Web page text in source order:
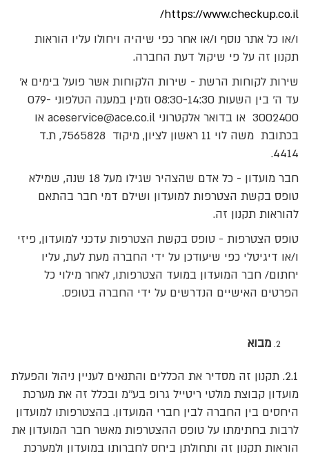
https://www.checkup.co.il/
ו/או כל אתר נוסף ו/או אחר כפי שיהיה ויחולו עליו הוראות
תקנון זה על פי שיקול דעת החברה.
שירות לקוחות הרשת - שירות הלקוחות אשר פועל בימים א'
עד ה' בין השעות 08:30-14:30 וזמין במענה הטלפוני 079-
3002400 או בדואר אלקטרוני aceservice@ace.co.il או
בכתובת משה לוי 11 ראשון לציון, מיקוד 7565828, ת.ד
4414.
חבר מועדון - כל אדם שהצהיר שגילו מעל 18 שנה, שמילא
טופס בקשת הצטרפות למועדון ושילם דמי חבר בהתאם
להוראות תקנון זה.
טופס הצטרפות - טופס בקשת הצטרפות עדכני למועדון, פיזי
ו/או דיגיטלי כפי שיעודכן על ידי החברה מעת לעת, עליו
יחתום/ חבר המועדון במועד הצטרפותו, לאחר מילוי כל
הפרטים האישיים הנדרשים על ידי החברה בטופס.
מבוא
2.1. תקנון זה מסדיר את הכללים והתנאים לעניין ניהול והפעלת
מועדון קבוצת מולטי ריטייל גרופ בע''מ ובכלל זה את מערכת
היחסים בין החברה לבין חברי המועדון. בהצטרפותו למועדון
לרבות בחתימתו על טופס ההצטרפות מאשר חבר המועדון את
הוראות תקנון זה ותחולתן ביחס לחברותו במועדון ולמערכת